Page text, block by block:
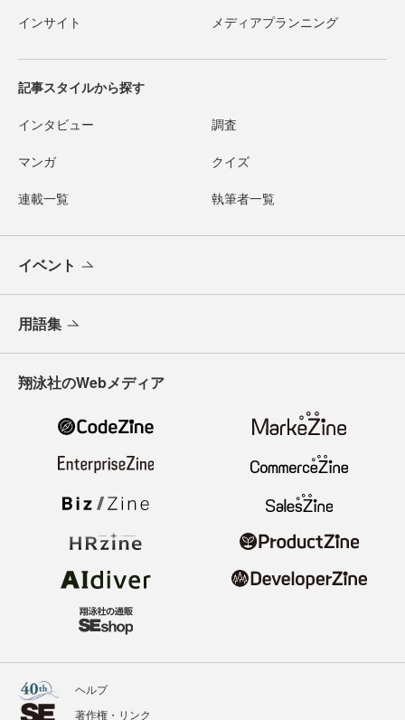
インサイト メディアプランニング
記事スタイルから探す
インタビュー 調査
マンガ クイズ
連載一覧 執筆者一覧
イベント
用語集
翔泳社のWebメディア
ヘルプ
著作権・リンク